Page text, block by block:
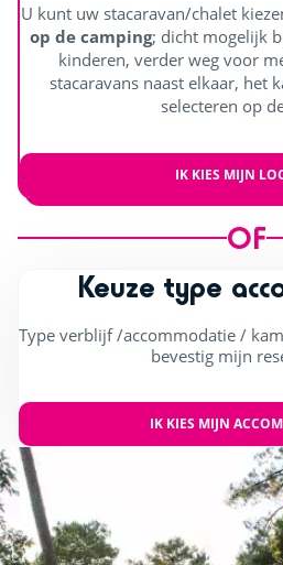
U kunt uw stacaravan/chalet
op de camping; dicht mogelijk
kinderen, verder weg voor
stacaravans naast elkaar, het
selecteren op
IK KIES MIJN
OF
Keuze type
Type verblijf /accommodatie /
bevestig mijn
IK KIES MIJN